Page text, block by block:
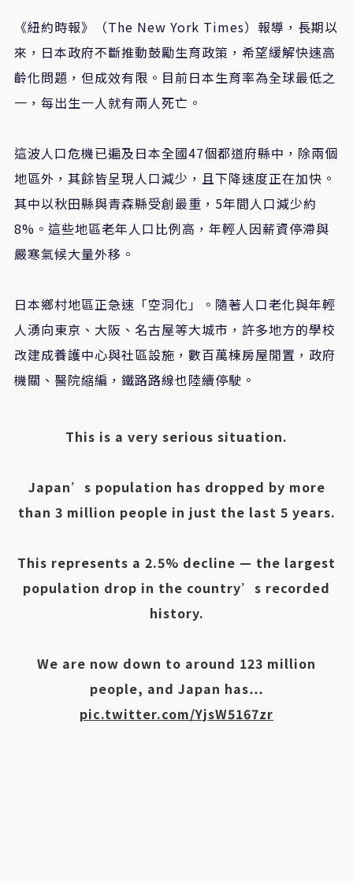
《紐約時報》（The New York Times）報導，長期以
來，日本政府不斷推動鼓勵生育政策，希望緩解快速高
齡化問題，但成效有限。目前日本生育率為全球最低之
一，每出生一人就有兩人死亡。
這波人口危機已遍及日本全國47個都道府縣中，除兩個
地區外，其餘皆呈現人口減少，且下降速度正在加快。
其中以秋田縣與青森縣受創最重，5年間人口減少約
8%。這些地區老年人口比例高，年輕人因薪資停滯與
嚴寒氣候大量外移。
日本鄉村地區正急速「空洞化」。隨著人口老化與年輕
人湧向東京、大阪、名古屋等大城市，許多地方的學校
改建成養護中心與社區設施，數百萬棟房屋閒置，政府
機關、醫院縮編，鐵路路線也陸續停駛。
This is a very serious situation.
Japan’s population has dropped by more
than 3 million people in just the last 5 years.
This represents a 2.5% decline — the largest
population drop in the country’s recorded
history.
We are now down to around 123 million
people, and Japan has…
pic.twitter.com/YjsW5167zr